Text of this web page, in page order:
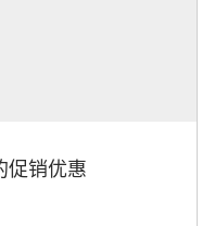
促销优惠